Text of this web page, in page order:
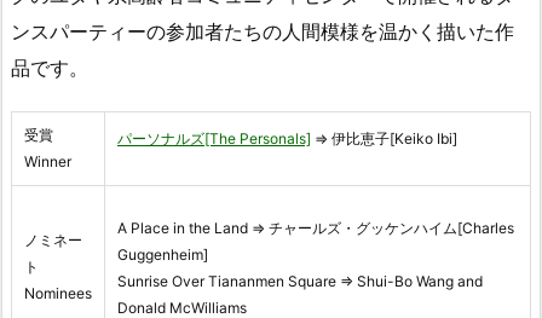
ンスパーティーの参加者たちの人間模様を温かく描いた作
品です。
受賞
Winner
パーソナルズ[The Personals] ⇒ 伊比恵子[Keiko Ibi]
ノミネー
ト
Nominees
A Place in the Land ⇒ チャールズ・グッケンハイム[Charles
Guggenheim]
Sunrise Over Tiananmen Square ⇒ Shui-Bo Wang and
Donald McWilliams